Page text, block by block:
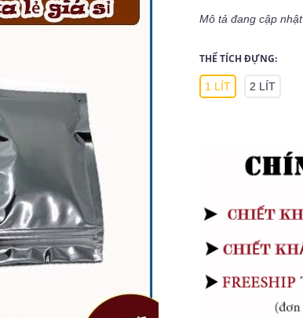
Mô tả đang cập nhật
THỂ TÍCH ĐỰNG:
1 LÍT 2 LÍT